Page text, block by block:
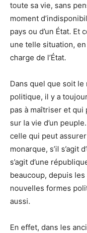
toute sa vie, sans
moment
pays ou d’un État.
une telle situation,
charge de l’État.
Dans quel que soit
politique, il y a
pas à maîtriser et
sur la vie d’un
celle qui peut assurer
monarque, s’il s’agit
s’agit d’une
beaucoup, depuis
nouvelles formes
aussi.
En effet, dans les